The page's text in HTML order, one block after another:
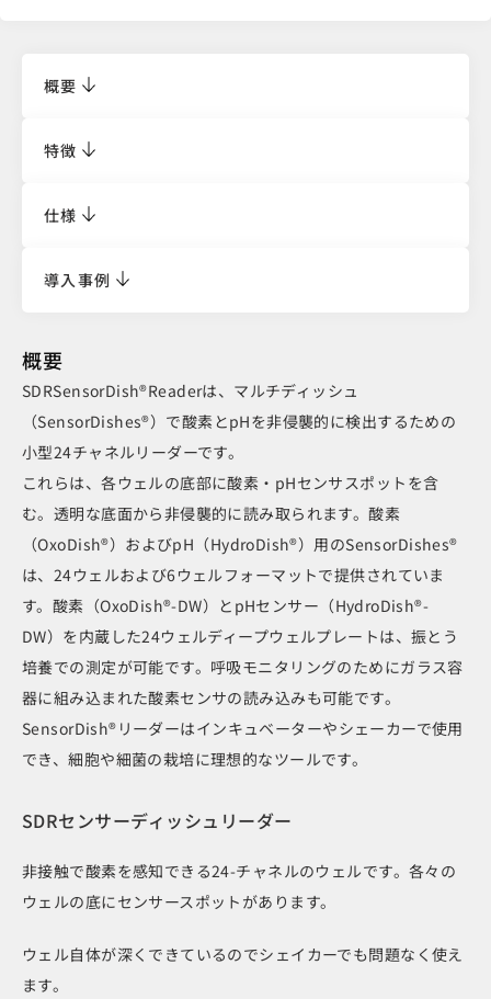
概要
特徴
仕様
導入事例
概要
SDRSensorDish®Readerは、マルチディッシュ
（SensorDishes®）で酸素とpHを非侵襲的に検出するための
小型24チャネルリーダーです。
これらは、各ウェルの底部に酸素・pHセンサスポットを含
む。透明な底面から非侵襲的に読み取られます。酸素
（OxoDish®）およびpH（HydroDish®）用のSensorDishes®
は、24ウェルおよび6ウェルフォーマットで提供されていま
す。酸素（OxoDish®-DW）とpHセンサー（HydroDish®-
DW）を内蔵した24ウェルディープウェルプレートは、振とう
培養での測定が可能です。呼吸モニタリングのためにガラス容
器に組み込まれた酸素センサの読み込みも可能です。
SensorDish®リーダーはインキュベーターやシェーカーで使用
でき、細胞や細菌の栽培に理想的なツールです。
SDRセンサーディッシュリーダー
非接触で酸素を感知できる24-チャネルのウェルです。各々の
ウェルの底にセンサースポットがあります。
ウェル自体が深くできているのでシェイカーでも問題なく使え
ます。